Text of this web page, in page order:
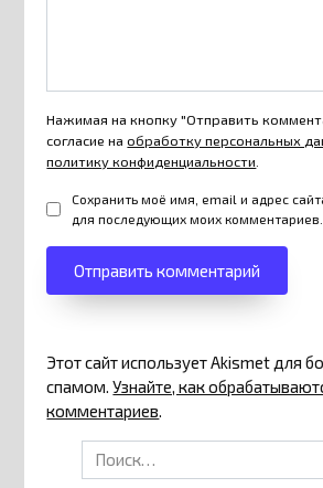
Нажимая на кнопку "Отправить
согласие наобработку персональных
политику конфиденциальности.
Сохранить моё имя, email и адрес
для последующих моих комментариев.
Этот сайт использует Akismet для
спамом.Узнайте, как
комментариев.
Search
for: